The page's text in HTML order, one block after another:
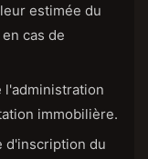
estimée du
cas de
l'administration
immobilière.
d'inscription du